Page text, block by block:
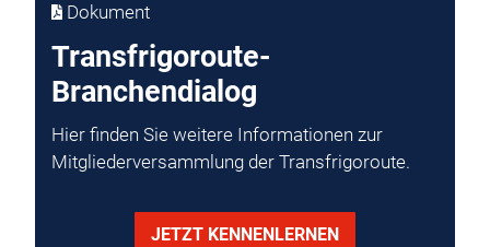
Dokument
Transfrigoroute-
Branchendialog
Hier finden Sie weitere Informationen zur
Mitgliederversammlung der Transfrigoroute.
JETZT KENNENLERNEN